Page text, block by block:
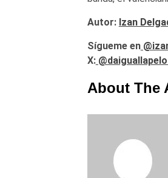
Autor: Izan
Sígueme en
X:
About The